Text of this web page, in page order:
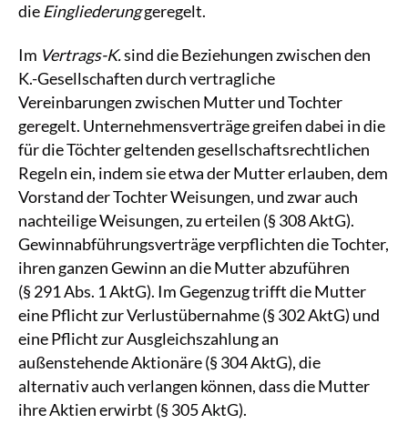
die Eingliederunggeregelt.
Im Vertrags-K.sind die Beziehungen zwischen den
K.-Gesellschaften durch vertragliche
Vereinbarungen zwischen Mutter und Tochter
geregelt. Unternehmensverträge greifen dabei in die
für die Töchter geltenden gesellschaftsrechtlichen
Regeln ein, indem sie etwa der Mutter erlauben, dem
Vorstand der Tochter Weisungen, und zwar auch
nachteilige Weisungen, zu erteilen (§ 308 AktG).
Gewinnabführungsverträge verpflichten die Tochter,
ihren ganzen Gewinn an die Mutter abzuführen
(§ 291 Abs. 1 AktG). Im Gegenzug trifft die Mutter
eine Pflicht zur Verlustübernahme (§ 302 AktG) und
eine Pflicht zur Ausgleichszahlung an
außenstehende Aktionäre (§ 304 AktG), die
alternativ auch verlangen können, dass die Mutter
ihre Aktien erwirbt (§ 305 AktG).